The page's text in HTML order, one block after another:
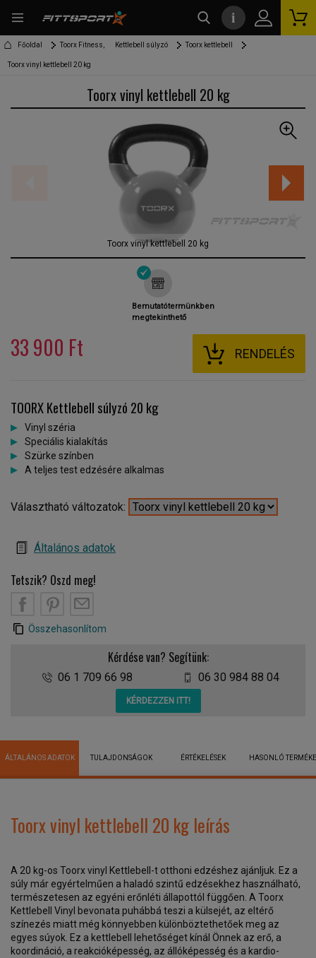
Főoldal Toorx Fitness, Kettlebell súlyzó Toorx kettlebell
Toorx vinyl kettlebell 20 kg
Toorx vinyl kettlebell 20 kg
Toorx vinyl kettlebell 20 kg
Bemutatótermünkben
megtekinthető
33 900 Ft RENDELÉS
TOORX Kettlebell súlyzó 20 kg
Vinyl széria
Speciális kialakítás
Szürke színben
A teljes test edzésére alkalmas
Választható változatok:
Általános adatok
Tetszik? Oszd meg!
Összehasonlítom
Kérdése van? Segítünk:
06 1 709 66 98 06 30 984 88 04
KÉRDEZZEN ITT!
ÁLTALÁNOS ADATOK TULAJDONSÁGOK ÉRTÉKELÉSEK HASONLÓ
Toorx vinyl kettlebell 20 kg leírás
A 20 kg-os Toorx vinyl Kettlebell-t otthoni edzéshez ajánljuk. Ez a
súly már egyértelműen a haladó szintű edzésekhez használható,
természetesen az egyéni erőnléti állapottól függően. A Toorx
Kettlebell Vinyl bevonata puhábbá teszi a külsejét, az eltérő
színezés miatt még könnyebben különböztethetőek meg az
egyes súyok. Ez a kettlebell lehetőséget kínál Önnek az erő, a
koordináció, a reakcióképesség, az állóképesség és a kardio-
i
kereső